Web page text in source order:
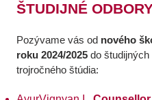
ŠTUDIJNÉ
Pozývame vás od nového
roku 2024/2025 do študijných
trojročného štúdia: